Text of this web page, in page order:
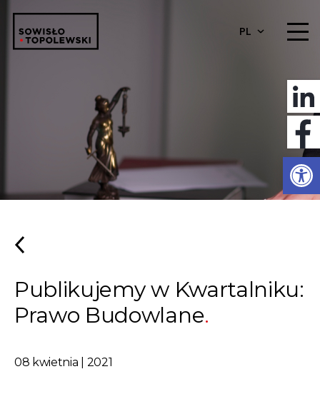
PL
Publikujemy w Kwartalniku:
Prawo Budowlane
08 kwietnia | 2021